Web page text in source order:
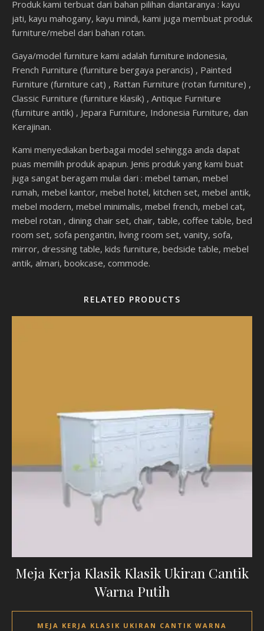
Produk kami terbuat dari bahan pilihan diantaranya : kayu
jati, kayu mahogany, kayu mindi, kami juga membuat produk
furniture/mebel dari bahan rotan.
Gaya/model furniture kami adalah furniture indonesia,
French Furniture (furniture bergaya perancis) , Painted
Furniture (furniture cat) , Rattan Furniture (rotan furniture) ,
Classic Furniture (furniture klasik) , Antique Furniture
(furniture antik) , Jepara Furniture, Indonesia Furniture, dan
Kerajinan.
Kami menyediakan berbagai model sehingga anda dapat
puas memilih produk apapun. Jenis produk yang kami buat
juga sangat beragam mulai dari : mebel taman, mebel
rumah, mebel kantor, mebel hotel, kitchen set, mebel antik,
mebel modern, mebel minimalis, mebel french, mebel cat,
mebel rotan , dining chair set, chair, table, coffee table, bed
room set, sofa pengantin, living room set, vanity, sofa,
mirror, dressing table, kids furniture, bedside table, mebel
antik, almari, bookcase, commode.
RELATED PRODUCTS
Meja Kerja Klasik Klasik Ukiran Cantik
Warna Putih
MEJA KERJA KLASIK UKIRAN CANTIK WARNA